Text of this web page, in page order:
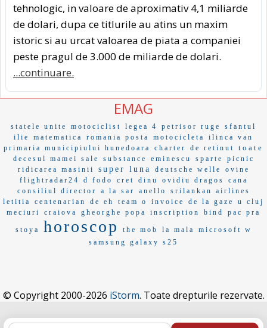
tehnologic, in valoare de aproximativ 4,1 miliarde
de dolari, dupa ce titlurile au atins un maxim
istoric si au urcat valoarea de piata a companiei
peste pragul de 3.000 de miliarde de dolari.
...continuare.
EMAG
statele unite motociclist legea 4 petrisor ruge
sfantul
ilie
matematica romania posta motocicleta
ilinca van
primaria municipiului hunedoara
charter de retinut toate
decesul mamei sale substance eminescu sparte
picnic
ridicarea masinii
super luna deutsche welle
ovine
flightradar24
d fodo cret dinu ovidiu dragos
cana
consiliul director
a la sar anello
srilankan airlines
letitia
centenarian de eh team o invoice de la gaze
u cluj
meciuri
craiova gheorghe popa inscription bind pac pra
stoya horoscop the mob la mala
microsoft w
samsung galaxy s25
© Copyright 2000-2026 iStorm. Toate drepturile rezervate.